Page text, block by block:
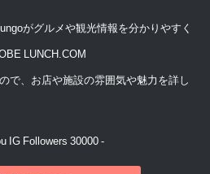
がグルメや観光情報を分かりやすく
LUNCH.COM
で、お店や施設の雰囲気や魅力を詳し
IG Followers 30000 -